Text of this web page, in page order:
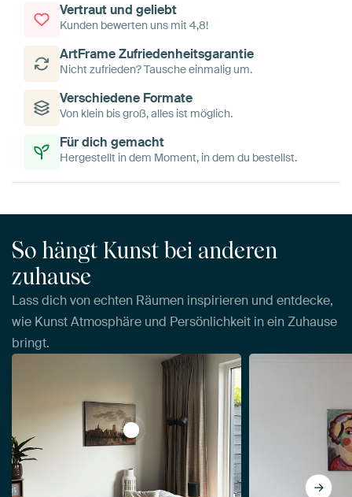
Vertraut und geliebt
Kunden bewerten uns mit 4,8!
ArtFrame Zufriedenheitsgarantie
Nicht zufrieden? Tausche einmalig um.
Verschiedene Formate
Von klein bis groß, alles ist möglich.
Für dich gemacht
Hergestellt in dem Moment, in dem du bestellst.
So hängt Kunst bei anderen
zuhause
Lass dich von echten Räumen inspirieren und entdecke,
wie Kunst Atmosphäre und Persönlichkeit in ein Zuhause
bringt.
View Ansicht von Dordrecht bei